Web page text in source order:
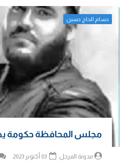
حسام الحاج حسين
مجلس المحافظة حكومة
مدونة المرجل